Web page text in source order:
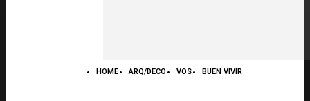
HOME ARQ/DECO VOS BUEN VIVIR